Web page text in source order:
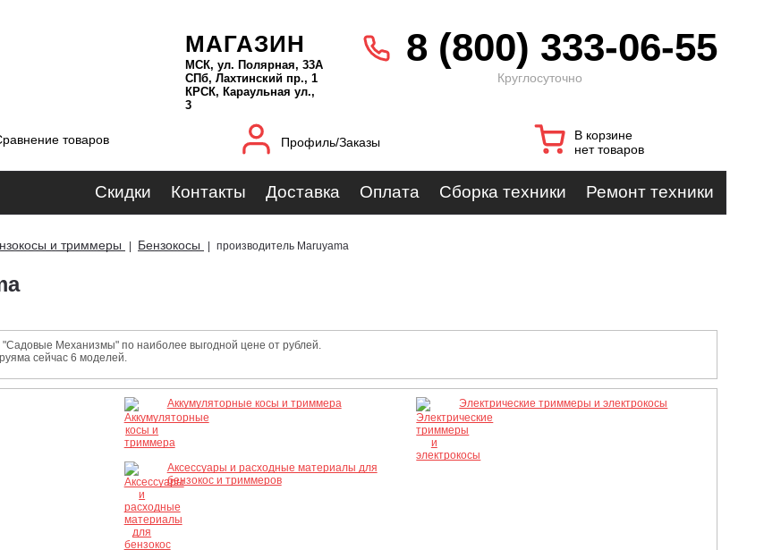
МАГАЗИН
МСК, ул. Полярная, 33А
СПб, Лахтинский пр., 1
КРСК, Караульная ул.,
3
8 (800) 333-06-55
Круглосуточно
товаров Профиль/Заказы
В корзине
нет товаров
Скидки Контакты Доставка Оплата Сборка техники Ремонт техники
и триммеры Бензокосы производитель Maruyama
"Садовые Механизмы" по наиболее выгодной цене от рублей.
сейчас 6 моделей.
Аккумуляторные косы и триммера Электрические триммеры и электрокосы
Аксессуары и расходные материалы для
бензокос и триммеров